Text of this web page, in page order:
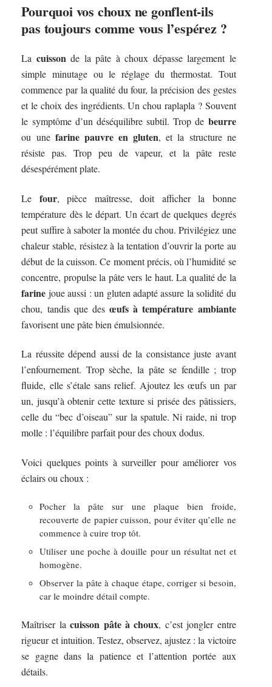
Pourquoi vos choux ne gonflent-ils
pas toujours comme vous l’espérez ?
La cuissonde la pâte à choux dépasse largement le
simple minutage ou le réglage du thermostat. Tout
commence par la qualité du four, la précision des gestes
et le choix des ingrédients. Un chou raplapla ? Souvent
le symptôme d’un déséquilibre subtil. Trop de beurre
ou une farine pauvre en gluten, et la structure ne
résiste pas. Trop peu de vapeur, et la pâte reste
désespérément plate.
Le four, pièce maîtresse, doit afficher la bonne
température dès le départ. Un écart de quelques degrés
peut suffire à saboter la montée du chou. Privilégiez une
chaleur stable, résistez à la tentation d’ouvrir la porte au
début de la cuisson. Ce moment précis, où l’humidité se
concentre, propulse la pâte vers le haut. La qualité de la
farine joue aussi : un gluten adapté assure la solidité du
chou, tandis que desœufs à température ambiante
favorisent une pâte bien émulsionnée.
La réussite dépend aussi de la consistance juste avant
l’enfournement. Trop sèche, la pâte se fendille ; trop
fluide, elle s’étale sans relief. Ajoutez les œufs un par
un, jusqu’à obtenir cette texture si prisée des pâtissiers,
celle du “bec d’oiseau” sur la spatule. Ni raide, ni trop
molle : l’équilibre parfait pour des choux dodus.
Voici quelques points à surveiller pour améliorer vos
éclairs ou choux :
Pocher la pâte sur une plaque bien froide,
recouverte de papier cuisson, pour éviter qu’elle ne
commence à cuire trop tôt.
Utiliser une poche à douille pour un résultat net et
homogène.
Observer la pâte à chaque étape, corriger si besoin,
car le moindre détail compte.
Maîtriser lacuisson pâte à choux, c’est jongler entre
rigueur et intuition. Testez, observez, ajustez : la victoire
se gagne dans la patience et l’attention portée aux
détails.